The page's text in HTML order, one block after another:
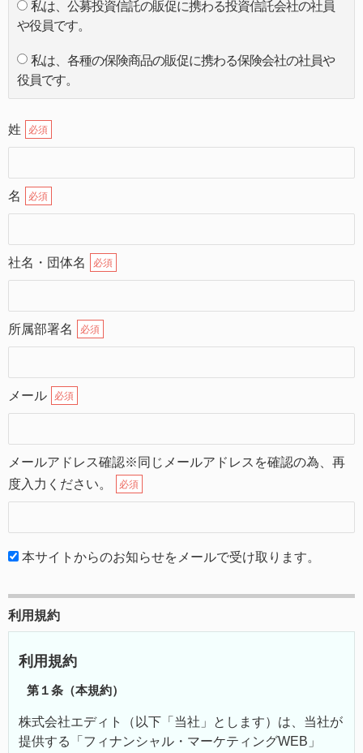
私は、公募投資信託の販促に携わる投資信託会社の社員
や役員です。
私は、各種の保険商品の販促に携わる保険会社の社員や
役員です。
姓 必須
名 必須
社名・団体名 必須
所属部署名 必須
メール 必須
メールアドレス確認※同じメールアドレスを確認の為、再
度入力ください。
必須
本サイトからのお知らせをメールで受け取ります。
利用規約
利用規約
第１条（本規約）
株式会社エディト（以下「当社」とします）は、当社が
提供する「フィナンシャル・マーケティングWEB」